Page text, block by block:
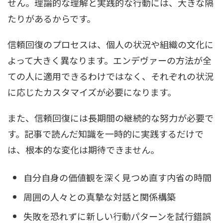
たりがあるからです。
信頼回復のプロセスは、個人の状況や組織の文化に
よって大きく異なります。エンデヴァーの方法が全
ての人に適用できるわけではなく、それぞれの状況
に応じたカスタマイズが必要になります。
また、信頼回復には長期間の継続的な努力が必要で
す。記事で読んだ知識を一時的に実践するだけで
は、根本的な変化は期待できません。
自分自身の価値観を深く見つめ直す内省の時間
周囲の人々との真摯な対話と関係構築
失敗を恐れずに新しい行動パターンを試行錯誤